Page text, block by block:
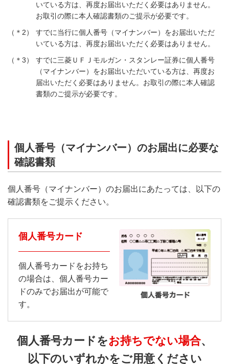
いている方は、再度お届出いただく必要はありません。
お取引の際に本人確認書類のご提示が必要です。
すでに当行に個人番号（マイナンバー）をお届出いただ
いている方は、再度お届出いただく必要はありません。
すでに三菱ＵＦＪモルガン・スタンレー証券に個人番号
（マイナンバー）をお届出いただいている方は、再度お
届出いただく必要はありません。お取引の際に本人確認
書類のご提示が必要です。
個人番号（マイナンバー）のお届出に必要な
確認書類
個人番号（マイナンバー）のお届出にあたっては、以下の
確認書類をご提示ください。
個人番号カード
個人番号カードをお持ち
の場合は、個人番号カー
ドのみでお届出が可能で
す。
個人番号カードをお持ちでない場合、
以下のいずれかをご用意ください